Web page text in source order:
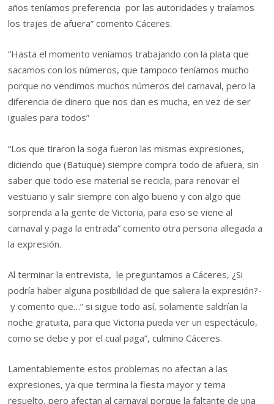
años teníamos preferencia por las autoridades y traíamos
los trajes de afuera” comento Cáceres.
“Hasta el momento veníamos trabajando con la plata que
sacamos con los números, que tampoco teníamos mucho
porque no vendimos muchos números del carnaval, pero la
diferencia de dinero que nos dan es mucha, en vez de ser
iguales para todos”
“Los que tiraron la soga fueron las mismas expresiones,
diciendo que (Batuque) siempre compra todo de afuera, sin
saber que todo ese material se recicla, para renovar el
vestuario y salir siempre con algo bueno y con algo que
sorprenda a la gente de Victoria, para eso se viene al
carnaval y paga la entrada” comento otra persona allegada a
la expresión.
Al terminar la entrevista, le preguntamos a Cáceres, ¿Si
podría haber alguna posibilidad de que saliera la expresión?-
y comento que…” si sigue todo así, solamente saldrían la
noche gratuita, para que Victoria pueda ver un espectáculo,
como se debe y por el cual paga”, culmino Cáceres.
Lamentablemente estos problemas no afectan a las
expresiones, ya que termina la fiesta mayor y tema
resuelto, pero afectan al carnaval porque la faltante de una